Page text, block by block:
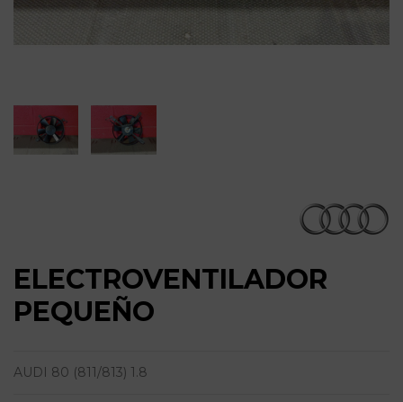
ELECTROVENTILADOR
PEQUEÑO
AUDI 80 (811/813) 1.8